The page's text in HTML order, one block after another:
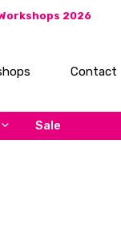
2026
Contact
Sale